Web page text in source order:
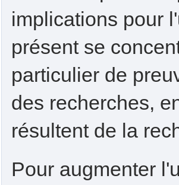
implications pour
présent se
particulier de
des recherches,
résultent de la
Pour augmenter